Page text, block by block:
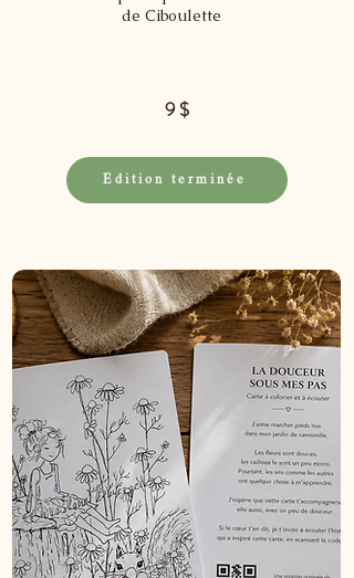
de Ciboulette
9 $
Édition terminée